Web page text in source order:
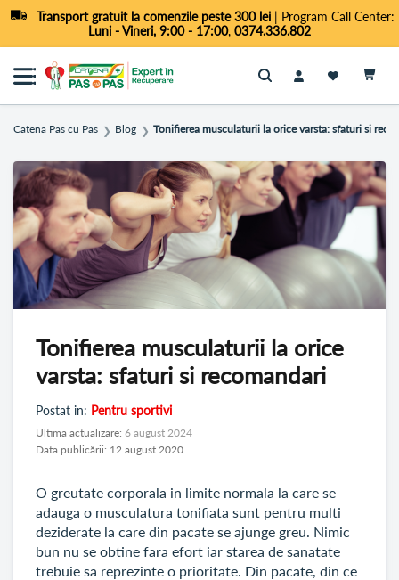
Transport gratuit la comenzile peste 300 lei| Program Call Center:
Luni - Vineri, 9:00 - 17:00, 0374.336.802
Cautare
Catena Pas cu Pas ❯ Blog ❯ Tonifierea musculaturii la orice varsta: sfaturi si
Tonifierea musculaturii la orice
varsta: sfaturi si recomandari
Postat in: Pentru sportivi
Data publicării: 12 august 2020
Ultima actualizare: 6 august 2024
O greutate corporala in limite normala la care se
adauga o musculatura tonifiata sunt pentru multi
deziderate la care din pacate se ajunge greu. Nimic
bun nu se obtine fara efort iar starea de sanatate
trebuie sa reprezinte o prioritate. Din pacate, din ce